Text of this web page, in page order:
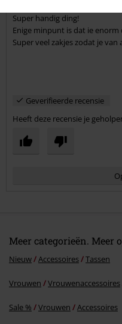
Super handig ding!
Enige minpunt is dat ie
Super veel zakjes zodat je van
Geverifieerde recensie
Heeft deze recensie je
Meer categorieën. Meer
Nieuw Accessoires Tassen
Vrouwen Vrouwenaccessoires
Sale % Vrouwen Accessoires